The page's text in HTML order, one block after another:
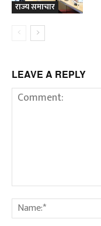
राज्य समाचार
LEAVE A REPLY
Comment: